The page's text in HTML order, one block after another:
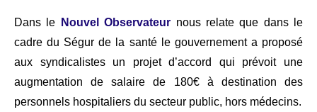
Dans le Nouvel Observateur nous relate que dans le
cadre du Ségur de la santé le gouvernement a proposé
aux syndicalistes un projet d’accord qui prévoit une
augmentation de salaire de 180€ à destination des
personnels hospitaliers du secteur public, hors médecins.